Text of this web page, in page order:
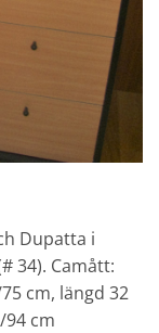
Dupatta i
34). Camått:
cm, längd 32
94 cm